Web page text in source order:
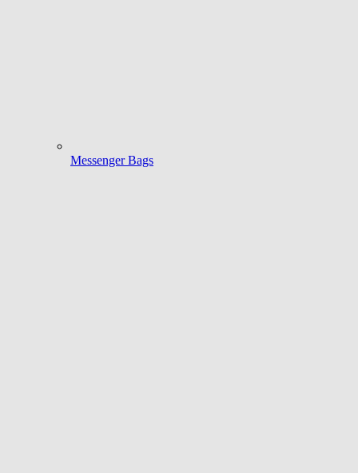
Messenger Bags